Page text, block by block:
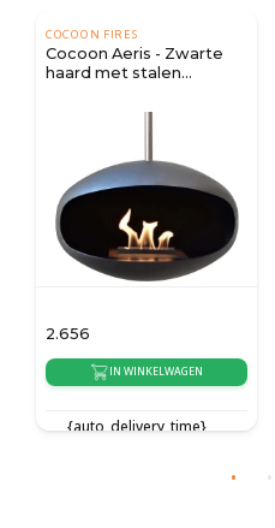
COCOON FIRES
Cocoon Aeris - Zwarte
haard met stalen
2.656
IN WINKELWAGEN
{auto_delivery_time}